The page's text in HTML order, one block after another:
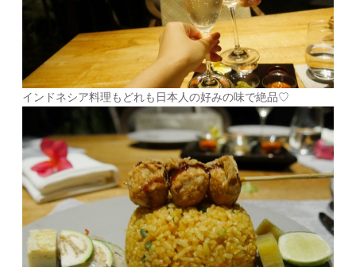
インドネシア料理もどれも日本人の好みの味で絶品♡